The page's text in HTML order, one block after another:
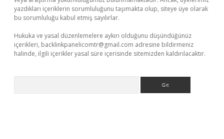
yazdıkları içeriklerin sorumluluğunu taşımakta olup, siteye üye olarak
bu sorumluluğu kabul etmiş sayılırlar.
Hukuka ve yasal düzenlemelere aykırı olduğunu düşündüğünüz
içerikleri, backlinkpanelicomtr@gmail.com adresine bildirmeniz
halinde, ilgili içerikler yasal süre içerisinde sitemizden kaldırılacaktır.